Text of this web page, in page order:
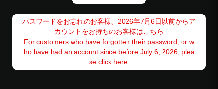
パスワードをお忘れのお客様、2026年7月6日以前からア
カウントをお持ちのお客様はこちら
For customers who have forgotten their password, or w
ho have had an account since before July 6, 2026, plea
se click here.